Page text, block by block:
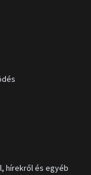
hírekről és egyéb